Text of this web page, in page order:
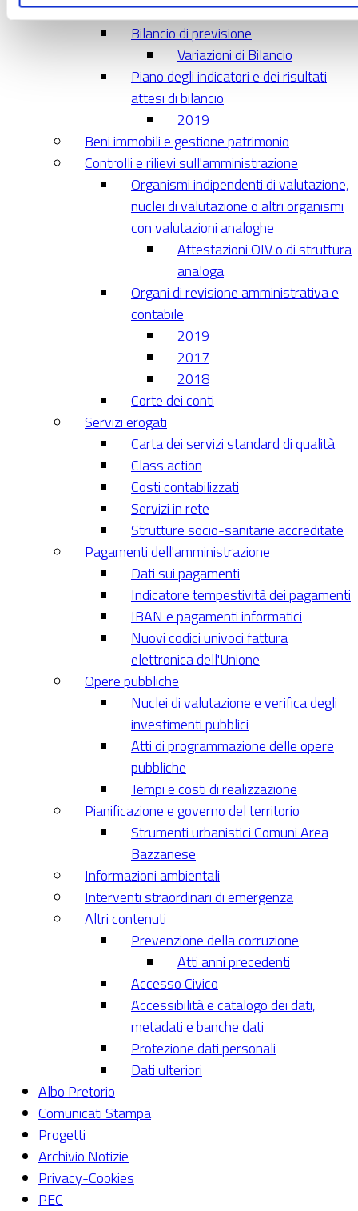
Bilanci
Bilancio di previsione
Variazioni di Bilancio
Piano degli indicatori e dei risultati
attesi di bilancio
2019
Beni immobili e gestione patrimonio
Controlli e rilievi sull'amministrazione
Organismi indipendenti di valutazione,
nuclei di valutazione o altri organismi
con valutazioni analoghe
Attestazioni OIV o di struttura
analoga
Organi di revisione amministrativa e
contabile
2019
2017
2018
Corte dei conti
Servizi erogati
Carta dei servizi standard di qualità
Class action
Costi contabilizzati
Servizi in rete
Strutture socio-sanitarie accreditate
Pagamenti dell'amministrazione
Dati sui pagamenti
Indicatore tempestività dei pagamenti
IBAN e pagamenti informatici
Nuovi codici univoci fattura
elettronica dell'Unione
Opere pubbliche
Nuclei di valutazione e verifica degli
investimenti pubblici
Atti di programmazione delle opere
pubbliche
Tempi e costi di realizzazione
Pianificazione e governo del territorio
Strumenti urbanistici Comuni Area
Bazzanese
Informazioni ambientali
Interventi straordinari di emergenza
Altri contenuti
Prevenzione della corruzione
Atti anni precedenti
Accesso Civico
Accessibilità e catalogo dei dati,
metadati e banche dati
Protezione dati personali
Dati ulteriori
Albo Pretorio
Comunicati Stampa
Progetti
Archivio Notizie
Privacy-Cookies
PEC